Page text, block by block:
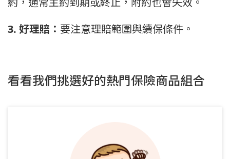
3. 好理賠： 要注意理賠範圍與續保條件。
看看我們挑選好的熱門保險商品組合